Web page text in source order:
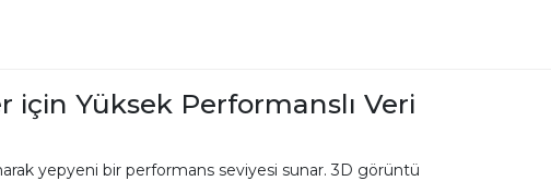
için Yüksek Performanslı Veri
yepyeni bir performans seviyesi sunar. 3D görüntü